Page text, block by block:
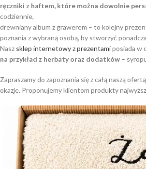
ręczniki z haftem, które można dowolnie
codziennie,
drewniany album z grawerem – to kolejny
poznania z wybraną osobą, by stworzyć
Nasz sklep internetowy z prezentamiposiada w
na przykład z herbaty oraz dodatków –
Zapraszamy do zapoznania się z całą naszą
okazje. Proponujemy klientom produkty